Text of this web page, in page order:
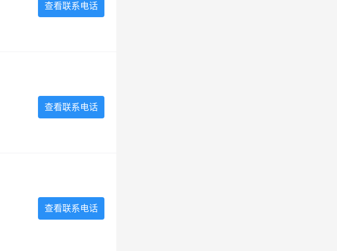
查看联系电话
查看联系电话
查看联系电话